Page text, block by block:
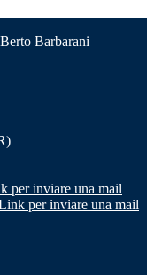
Barbarani
per inviare una mail
per inviare una mail